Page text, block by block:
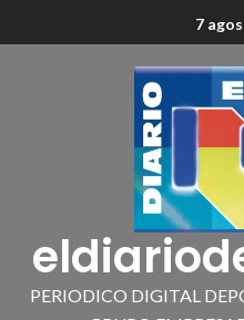
7
PERIODICO DIGITAL